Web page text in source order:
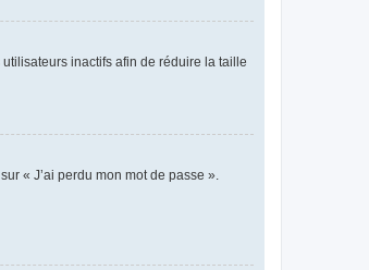
inactifs afin de réduire la taille
« J’ai perdu mon mot de passe ».